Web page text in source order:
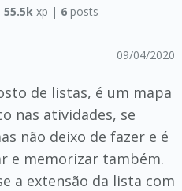
55.5k xp | 6posts
09/04/2020
de listas, é um mapa
nas atividades, se
não deixo de fazer e é
e memorizar também.
a extensão da lista com